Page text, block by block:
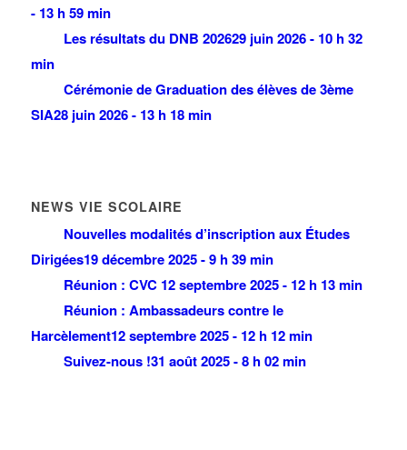
- 13 h 59 min
Les résultats du DNB 202629 juin 2026 - 10 h 32
min
Cérémonie de Graduation des élèves de 3ème
SIA28 juin 2026 - 13 h 18 min
NEWS VIE SCOLAIRE
Nouvelles modalités d’inscription aux Études
Dirigées19 décembre 2025 - 9 h 39 min
Réunion : CVC 12 septembre 2025 - 12 h 13 min
Réunion : Ambassadeurs contre le
Harcèlement12 septembre 2025 - 12 h 12 min
Suivez-nous !31 août 2025 - 8 h 02 min